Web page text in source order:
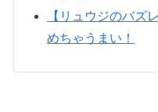
【リュウジのバズ
めちゃうまい！